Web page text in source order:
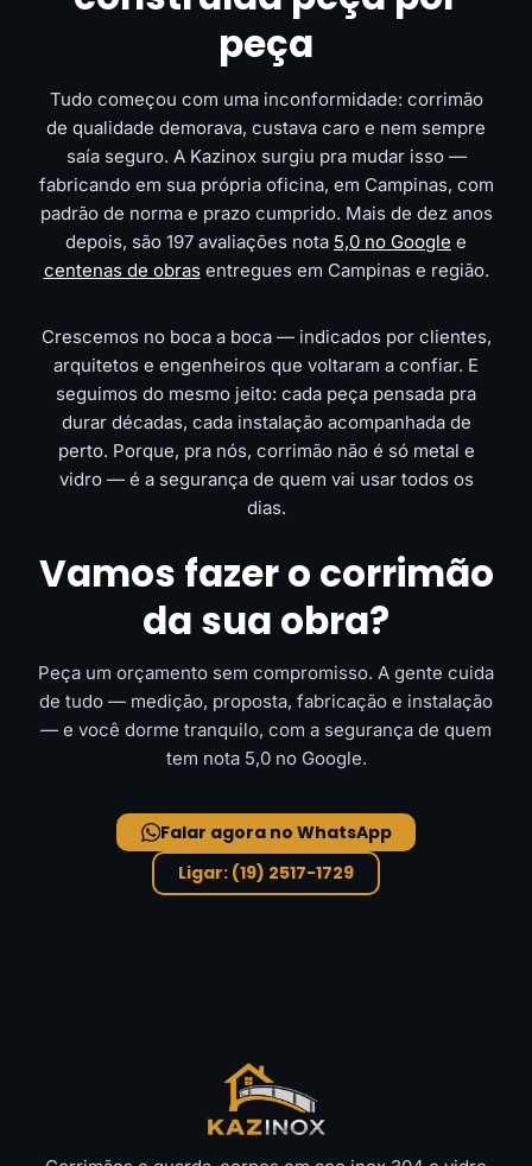
peça
Tudo começou com uma inconformidade: corrimão
de qualidade demorava, custava caro e nem sempre
saía seguro. A Kazinox surgiu pra mudar isso —
fabricando em sua própria oficina, em Campinas, com
padrão de norma e prazo cumprido. Mais de dez anos
depois, são 197 avaliações nota 5,0 no Google e
centenas de obrasentregues em Campinas e região.
Crescemos no boca a boca — indicados por clientes,
arquitetos e engenheiros que voltaram a confiar. E
seguimos do mesmo jeito: cada peça pensada pra
durar décadas, cada instalação acompanhada de
perto. Porque, pra nós, corrimão não é só metal e
vidro — é a segurança de quem vai usar todos os
dias.
Vamos fazer o corrimão
da sua obra?
Peça um orçamento sem compromisso. A gente cuida
de tudo — medição, proposta, fabricação e instalação
— e você dorme tranquilo, com a segurança de quem
tem nota 5,0 no Google.
Falar agora no WhatsApp
Ligar: (19) 2517-1729